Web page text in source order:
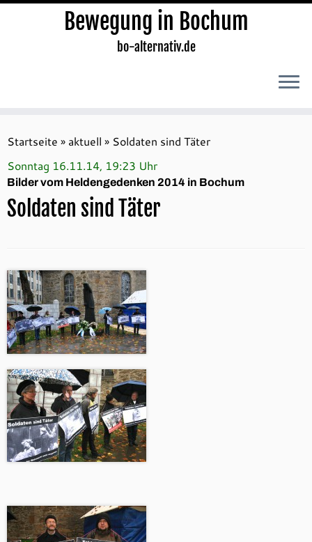
Inhalt
springen
Bewegung in Bochum
bo-alternativ.de
Startseite » aktuell » Soldaten sind Täter
Sonntag 16.11.14, 19:23 Uhr
Bilder vom Heldengedenken 2014 in Bochum
Soldaten sind Täter